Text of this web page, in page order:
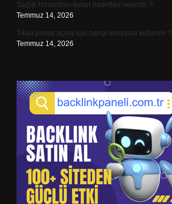
Sağlık hizmetinin temel hedefleri nelerdir ?
Temmuz 14, 2026
Tıkalı pimaş açma için hangi kimyasal kullanılır ?
Temmuz 14, 2026